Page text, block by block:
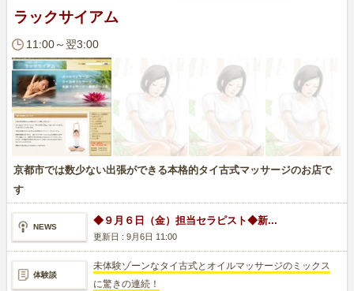
ラックサイアム
11:00～翌3:00
京都市では数少ない出張ができる本格的タイ古式マッサージのお店で
す
NEWS
◆９月６日（金）担当セラピスト◆新...
更新日 : 9月6日 11:00
体験談
未体験ゾーンなタイ古式とオイルマッサージのミックス
に驚きの連続！